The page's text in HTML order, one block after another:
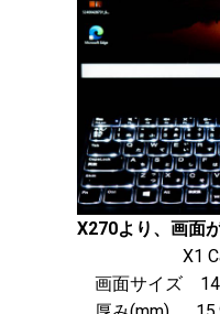
X270より、画面
X1
画面サイズ